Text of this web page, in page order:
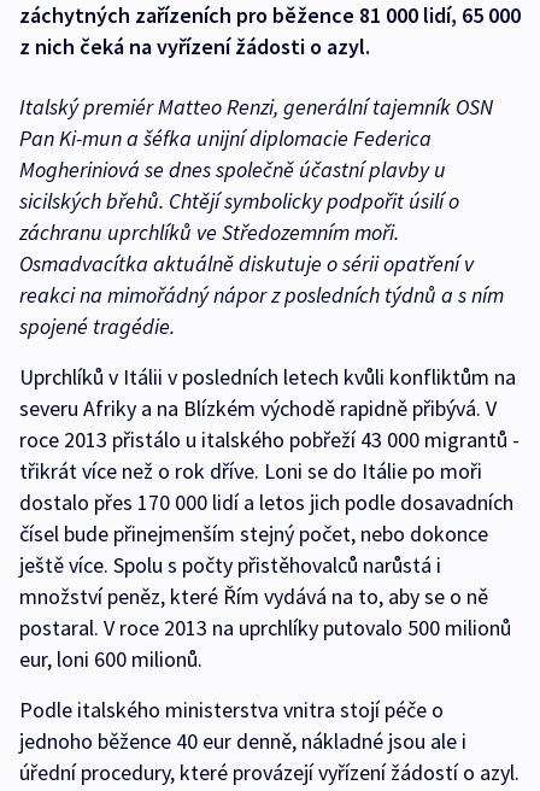
záchytných zařízeních pro běžence 81 000 lidí, 65 000
z nich čeká na vyřízení žádosti o azyl.
Italský premiér Matteo Renzi, generální tajemník OSN
Pan Ki-mun a šéfka unijní diplomacie Federica
Mogheriniová se dnes společně účastní plavby u
sicilských břehů. Chtějí symbolicky podpořit úsilí o
záchranu uprchlíků ve Středozemním moři.
Osmadvacítka aktuálně diskutuje o sérii opatření v
reakci na mimořádný nápor z posledních týdnů a s ním
spojené tragédie.
Uprchlíků v Itálii v posledních letech kvůli konfliktům na
severu Afriky a na Blízkém východě rapidně přibývá. V
roce 2013 přistálo u italského pobřeží 43 000 migrantů -
třikrát více než o rok dříve. Loni se do Itálie po moři
dostalo přes 170 000 lidí a letos jich podle dosavadních
čísel bude přinejmenším stejný počet, nebo dokonce
ještě více. Spolu s počty přistěhovalců narůstá i
množství peněz, které Řím vydává na to, aby se o ně
postaral. V roce 2013 na uprchlíky putovalo 500 milionů
eur, loni 600 milionů.
Podle italského ministerstva vnitra stojí péče o
jednoho běžence 40 eur denně, nákladné jsou ale i
úřední procedury, které provázejí vyřízení žádostí o azyl.